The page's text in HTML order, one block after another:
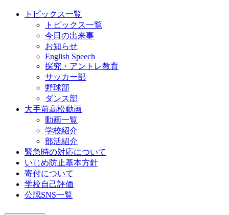
トピックス一覧
トピックス一覧
今日の出来事
お知らせ
English Speech
探究・アントレ教育
サッカー部
野球部
ダンス部
大手前高松動画
動画一覧
学校紹介
部活紹介
緊急時の対応について
いじめ防止基本方針
寄付について
学校自己評価
公認SNS一覧